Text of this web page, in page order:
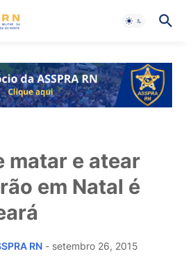
matar e atear
em Natal é
RN - setembro 26, 2015